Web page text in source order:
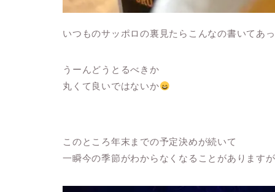
いつものサッポロの裏見たらこんなの書いてあ
うーんどうとるべきか
丸くて良いではないか
このところ年末までの予定決めが続いて
一瞬今の季節がわからなくなることがありますが